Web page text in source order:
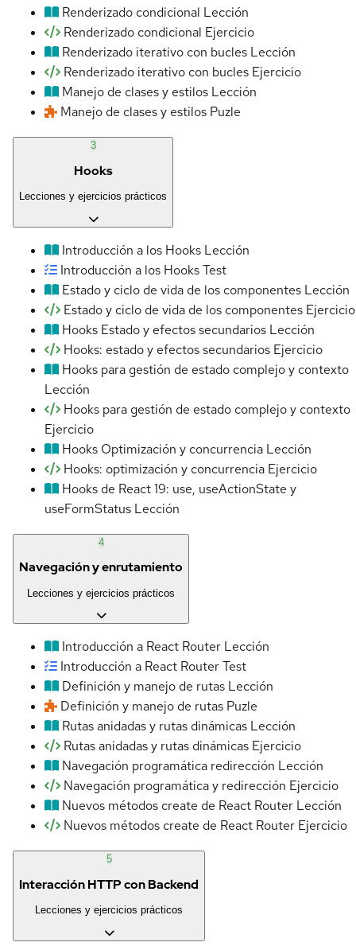
Renderizado condicional Lección
Renderizado condicional Ejercicio
Renderizado iterativo con bucles Lección
Renderizado iterativo con bucles Ejercicio
Manejo de clases y estilos Lección
Manejo de clases y estilos Puzle
3
Hooks
Lecciones y ejercicios prácticos
Introducción a los Hooks Lección
Introducción a los HooksTest
Estado y ciclo de vida de los componentes Lección
Estado y ciclo de vida de los componentes Ejercicio
Hooks Estado y efectos secundarios Lección
Hooks: estado y efectos secundarios Ejercicio
Hooks para gestión de estado complejo y contexto
Lección
Hooks para gestión de estado complejo y contexto
Ejercicio
Hooks Optimización y concurrencia Lección
Hooks: optimización y concurrencia Ejercicio
Hooks de React 19: use, useActionState y
useFormStatus Lección
4
Navegación y enrutamiento
Lecciones y ejercicios prácticos
Introducción a React Router Lección
Introducción a React RouterTest
Definición y manejo de rutas Lección
Definición y manejo de rutas Puzle
Rutas anidadas y rutas dinámicas Lección
Rutas anidadas y rutas dinámicas Ejercicio
Navegación programática redirección Lección
Navegación programática y redirección Ejercicio
Nuevos métodos create de React Router Lección
Nuevos métodos create de React Router Ejercicio
5
Interacción HTTP con Backend
Lecciones y ejercicios prácticos